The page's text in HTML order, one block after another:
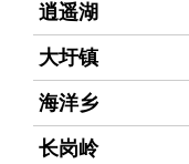
逍遥湖
大圩镇
海洋乡
长岗岭